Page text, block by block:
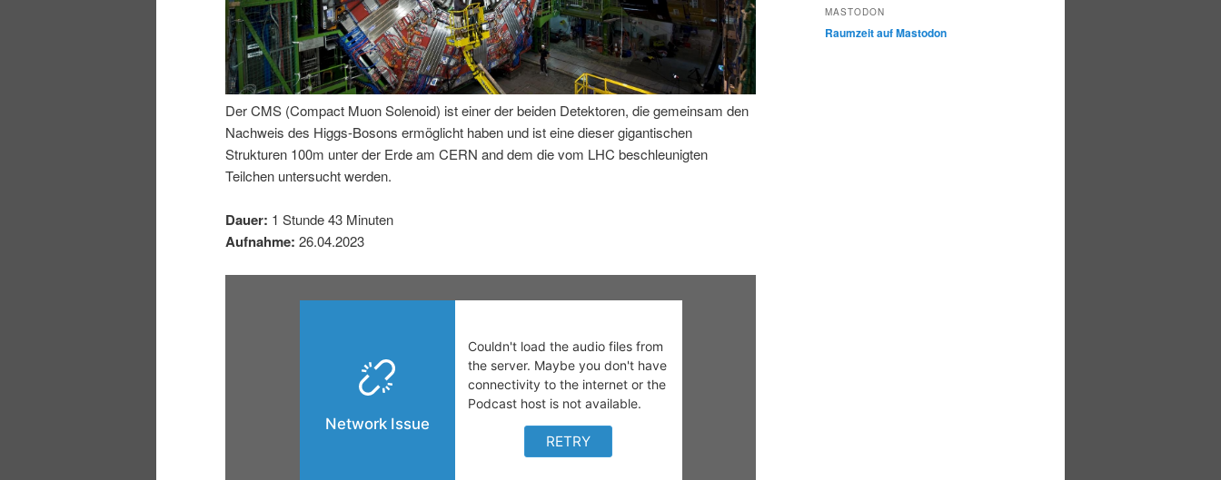
n
I
l
t
r
e
h
a
Der CMS (Compact Muon Solenoid) ist einer der beiden Detektoren, die gemeinsam den
Nachweis des Higgs-Bosons ermöglicht haben und ist eine dieser gigantischen
Strukturen 100m unter der Erde am CERN and dem die vom LHC beschleunigten
Teilchen untersucht werden.
Dauer: 1 Stunde 43 Minuten
Aufnahme: 26.04.2023
MASTODON
Raumzeit auf Mastodon